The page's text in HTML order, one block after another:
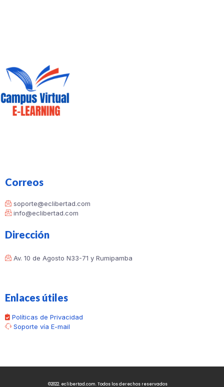
Correos
soporte@eclibertad.com
info@eclibertad.com
Dirección
Av. 10 de Agosto N33-71 y Rumipamba
Enlaces útiles
Políticas de Privacidad
Soporte vía E-mail
©2022. eclibertad.com. Todos los derechos reservados